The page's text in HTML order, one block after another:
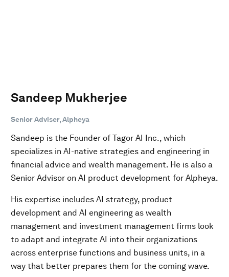
Sandeep Mukherjee
Senior Adviser, Alpheya
Sandeep is the Founder of Tagor AI Inc., which
specializes in AI-native strategies and engineering in
financial advice and wealth management. He is also a
Senior Advisor on AI product development for Alpheya.
His expertise includes AI strategy, product
development and AI engineering as wealth
management and investment management firms look
to adapt and integrate AI into their organizations
across enterprise functions and business units, in a
way that better prepares them for the coming wave.